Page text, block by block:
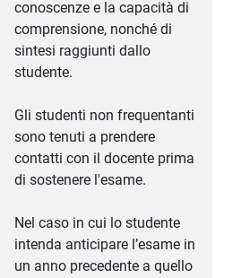
conoscenze e la capacità di
comprensione, nonché di
sintesi raggiunti dallo
studente.
Gli studenti non frequentanti
sono tenuti a prendere
contatti con il docente prima
di sostenere l'esame.
Nel caso in cui lo studente
intenda anticipare l’esame in
un anno precedente a quello